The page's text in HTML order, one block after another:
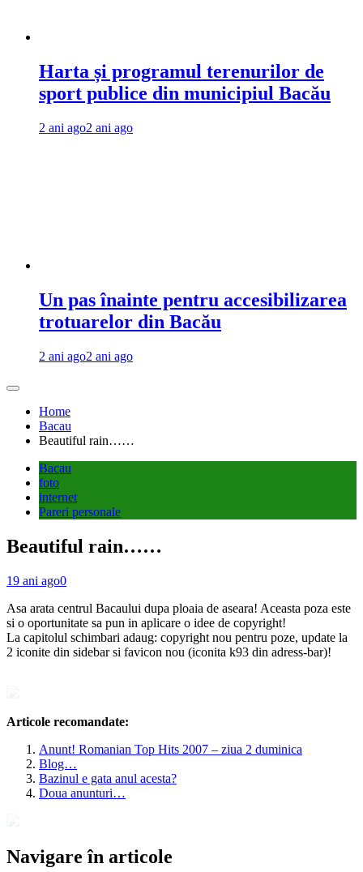
Harta și programul terenurilor de
sport publice din municipiul Bacău
2 ani ago2 ani ago
Un pas înainte pentru accesibilizarea
trotuarelor din Bacău
2 ani ago2 ani ago
Home
Bacau
Beautiful rain……
Bacau
foto
internet
Pareri personale
Beautiful rain……
19 ani ago0
Asa arata centrul Bacaului dupa ploaia de aseara! Aceasta poza este
si o oportunitate sa pun in aplicare o idee de copyright!
La capitolul schimbari adaug: copyright nou pentru poze, update la
2 iconite din sidebar si favicon nou (iconita k93 din adress-bar)!
Articole recomandate:
Anunt! Romanian Top Hits 2007 – ziua 2 duminica
Blog…
Bazinul e gata anul acesta?
Doua anunturi…
Navigare în articole